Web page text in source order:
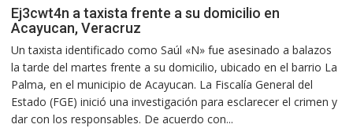
Ej3cwt4n a taxista frente a su domicilio en
Acayucan, Veracruz
Un taxista identificado como Saúl «N» fue asesinado a balazos
la tarde del martes frente a su domicilio, ubicado en el barrio La
Palma, en el municipio de Acayucan. La Fiscalía General del
Estado (FGE) inició una investigación para esclarecer el crimen y
dar con los responsables. De acuerdo con...